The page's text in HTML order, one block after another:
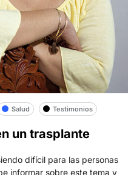
Salud Testimonios
un trasplante
difícil para las personas
informar sobre este tema y